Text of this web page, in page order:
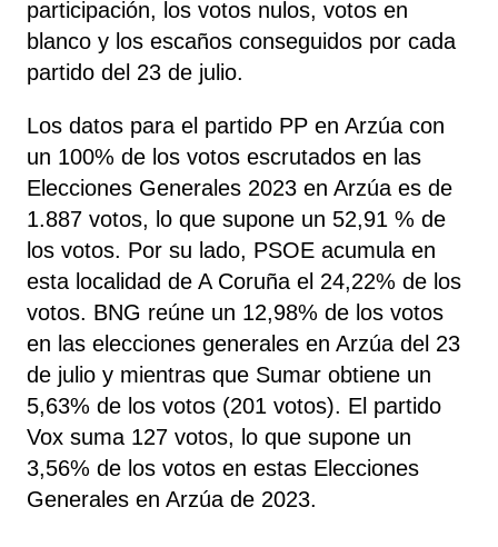
participación, los votos nulos, votos en
blanco y los escaños conseguidos por cada
partido del 23 de julio.
Los datos para el partido PP en Arzúa con
un 100% de los votos escrutados en las
Elecciones Generales 2023 en Arzúa es de
1.887 votos, lo que supone un 52,91 % de
los votos. Por su lado, PSOE acumula en
esta localidad de A Coruña el 24,22% de los
votos. BNG reúne un 12,98% de los votos
en las elecciones generales en Arzúa del 23
de julio y mientras que Sumar obtiene un
5,63% de los votos (201 votos). El partido
Vox suma 127 votos, lo que supone un
3,56% de los votos en estas Elecciones
Generales en Arzúa de 2023.